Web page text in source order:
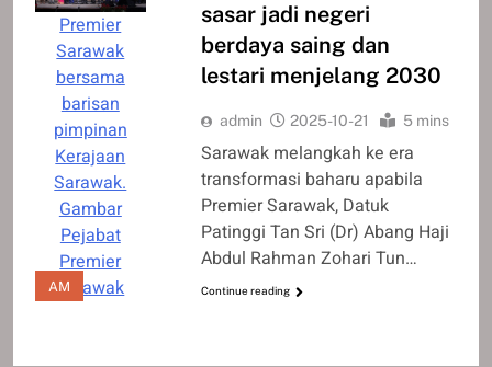
Premier
Sarawak
bersama
barisan
pimpinan
Kerajaan
Sarawak.
Gambar
Pejabat
Premier
Sarawak
AM
sasar jadi negeri
berdaya saing dan
lestari menjelang 2030
admin 2025-10-21 5 mins
Sarawak melangkah ke era
transformasi baharu apabila
Premier Sarawak, Datuk
Patinggi Tan Sri (Dr) Abang Haji
Abdul Rahman Zohari Tun…
Continue reading